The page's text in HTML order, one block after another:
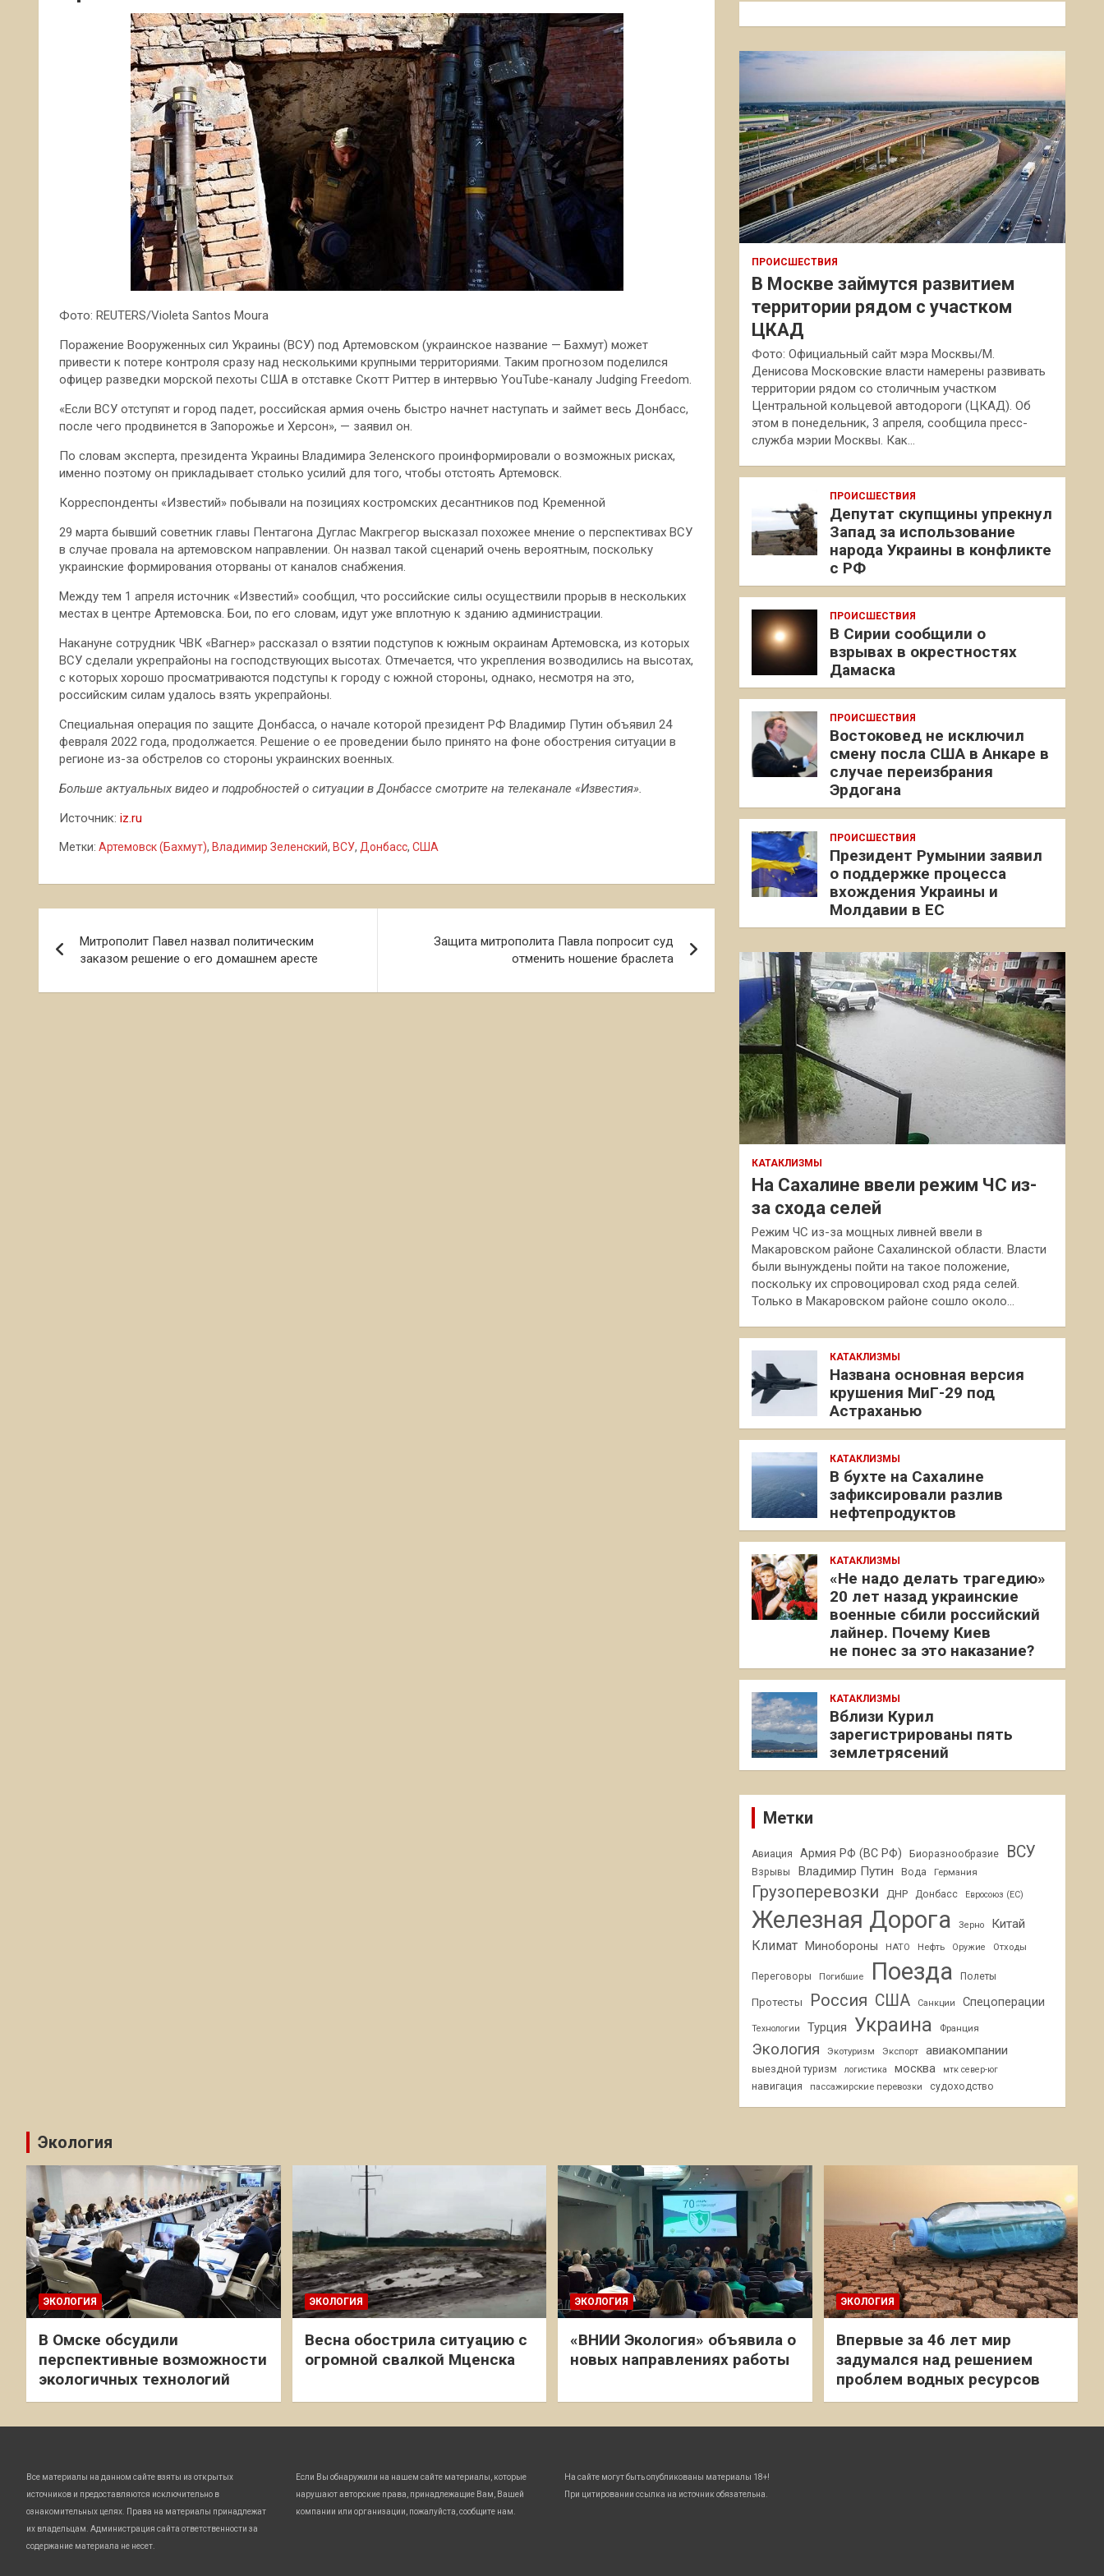
Фото: REUTERS/Violeta Santos Moura
Поражение Вооруженных сил Украины (ВСУ) под Артемовском (украинское название — Бахмут) может
привести к потере контроля сразу над несколькими крупными территориями. Таким прогнозом поделился
офицер разведки морской пехоты США в отставке Скотт Риттер в интервью YouTube-каналу Judging Freedom.
«Если ВСУ отступят и город падет, российская армия очень быстро начнет наступать и займет весь Донбасс,
после чего продвинется в Запорожье и Херсон», — заявил он.
По словам эксперта, президента Украины Владимира Зеленского проинформировали о возможных рисках,
именно поэтому он прикладывает столько усилий для того, чтобы отстоять Артемовск.
Корреспонденты «Известий» побывали на позициях костромских десантников под Кременной
29 марта бывший советник главы Пентагона Дуглас Макгрегор высказал похожее мнение о перспективах ВСУ
в случае провала на артемовском направлении. Он назвал такой сценарий очень вероятным, поскольку
украинские формирования оторваны от каналов снабжения.
Между тем 1 апреля источник «Известий» сообщил, что российские силы осуществили прорыв в нескольких
местах в центре Артемовска. Бои, по его словам, идут уже вплотную к зданию администрации.
Накануне сотрудник ЧВК «Вагнер» рассказал о взятии подступов к южным окраинам Артемовска, из которых
ВСУ сделали укрепрайоны на господствующих высотах. Отмечается, что укрепления возводились на высотах,
с которых хорошо просматриваются подступы к городу с южной стороны, однако, несмотря на это,
российским силам удалось взять укрепрайоны.
Специальная операция по защите Донбасса, о начале которой президент РФ Владимир Путин объявил 24
февраля 2022 года, продолжается. Решение о ее проведении было принято на фоне обострения ситуации в
регионе из-за обстрелов со стороны украинских военных.
Больше актуальных видео и подробностей о ситуации в Донбассе смотрите на телеканале «Известия».
Источник: iz.ru
Метки: Артемовск (Бахмут), Владимир Зеленский, ВСУ, Донбасс, США
по
записям
Митрополит Павел назвал политическим
заказом решение о его домашнем аресте
Защита митрополита Павла попросит суд
отменить ношение браслета
к
ПРОИСШЕСТВИЯ
В Москве займутся развитием
территории рядом с участком
ЦКАД
Фото: Официальный сайт мэра Москвы/М.
Денисова Московские власти намерены развивать
территории рядом со столичным участком
Центральной кольцевой автодороги (ЦКАД). Об
этом в понедельник, 3 апреля, сообщила пресс-
служба мэрии Москвы. Как…
ПРОИСШЕСТВИЯ
Депутат скупщины упрекнул
Запад за использование
народа Украины в конфликте
с РФ
ПРОИСШЕСТВИЯ
В Сирии сообщили о
взрывах в окрестностях
Дамаска
ПРОИСШЕСТВИЯ
Востоковед не исключил
смену посла США в Анкаре в
случае переизбрания
Эрдогана
ПРОИСШЕСТВИЯ
Президент Румынии заявил
о поддержке процесса
вхождения Украины и
Молдавии в ЕС
КАТАКЛИЗМЫ
На Сахалине ввели режим ЧС из-
за схода селей
Режим ЧС из-за мощных ливней ввели в
Макаровском районе Сахалинской области. Власти
были вынуждены пойти на такое положение,
поскольку их спровоцировал сход ряда селей.
Только в Макаровском районе сошло около…
КАТАКЛИЗМЫ
Названа основная версия
крушения МиГ-29 под
Астраханью
КАТАКЛИЗМЫ
В бухте на Сахалине
зафиксировали разлив
нефтепродуктов
КАТАКЛИЗМЫ
«Не надо делать трагедию»
20 лет назад украинские
военные сбили российский
лайнер. Почему Киев
не понес за это наказание?
КАТАКЛИЗМЫ
Вблизи Курил
зарегистрированы пять
землетрясений
Метки
Авиация Армия РФ (ВС РФ) Биоразнообразие ВСУ
Взрывы Владимир Путин Вода Германия
Грузоперевозки ДНР Донбасс Евросоюз (ЕС)
Железная Дорога Зерно Китай
Климат Минобороны НАТО Нефть Оружие Отходы
Переговоры Погибшие Поезда Полеты
Протесты Россия США Санкции Спецоперации
Технологии Турция Украина Франция
Экология Экотуризм Экспорт авиакомпании
выездной туризм логистика москва мтк север-юг
навигация пассажирские перевозки судоходство
Экология
ЭКОЛОГИЯ
В Омске обсудили
перспективные возможности
экологичных технологий
ЭКОЛОГИЯ
Весна обострила ситуацию с
огромной свалкой Мценска
ЭКОЛОГИЯ
«ВНИИ Экология» объявила о
новых направлениях работы
ЭКОЛОГИЯ
Впервые за 46 лет мир
задумался над решением
проблем водных ресурсов
Все материалы на данном сайте взяты из открытых
источников и предоставляются исключительно в
ознакомительных целях. Права на материалы принадлежат
их владельцам. Администрация сайта ответственности за
содержание материала не несет.
Если Вы обнаружили на нашем сайте материалы, которые
нарушают авторские права, принадлежащие Вам, Вашей
компании или организации, пожалуйста, сообщите нам.
На сайте могут быть опубликованы материалы 18+!
При цитировании ссылка на источник обязательна.